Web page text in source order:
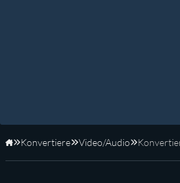
Startseite
Konvertiere Video/Audio